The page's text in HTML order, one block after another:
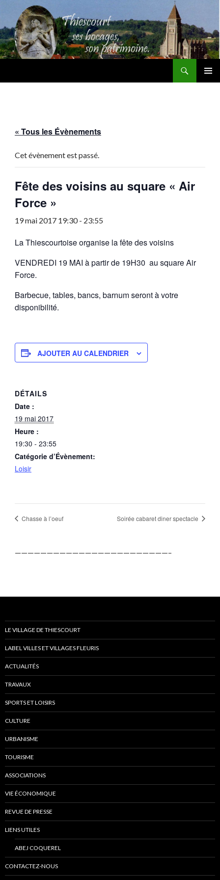
« Tous les Évènements
Cet évènement est passé.
Fête des voisins au square « Air
Force »
19 mai 2017 19:30- 23:55
La Thiescourtoise organise la fête des voisins
VENDREDI 19 MAI à partir de 19H30 au square Air
Force.
Barbecue, tables, bancs, barnum seront à votre
disponibilité.
AJOUTER AU CALENDRIER
DÉTAILS
Date :
19 mai 2017
Heure :
19:30 - 23:55
Catégorie d’Évènement:
Loisir
Chasse à l’oeuf Soirée cabaret diner spectacle
————————————————————————–
LE VILLAGE DE THIESCOURT
LABEL VILLES ET VILLAGES FLEURIS
ACTUALITÉS
TRAVAUX
SPORTS ET LOISIRS
CULTURE
URBANISME
TOURISME
ASSOCIATIONS
VIE ÉCONOMIQUE
REVUE DE PRESSE
LIENS UTILES
ABEJ COQUEREL
CONTACTEZ-NOUS